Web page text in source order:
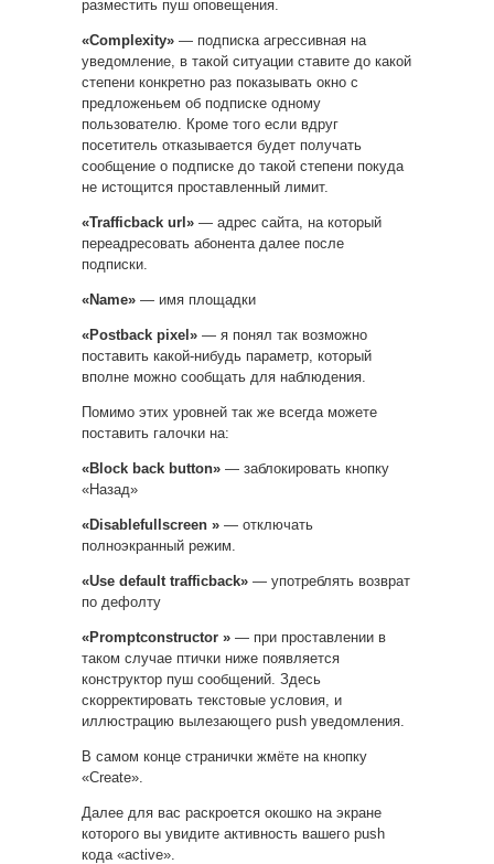
разместить пуш оповещения.
«Complexity» — подписка агрессивная на
уведомление, в такой ситуации ставите до какой
степени конкретно раз показывать окно с
предложеньем об подписке одному
пользователю. Кроме того если вдруг
посетитель отказывается будет получать
сообщение о подписке до такой степени покуда
не истощится проставленный лимит.
«Trafficback url» — адрес сайта, на который
переадресовать абонента далее после
подписки.
«Name» — имя площадки
«Postback pixel» — я понял так возможно
поставить какой-нибудь параметр, который
вполне можно сообщать для наблюдения.
Помимо этих уровней так же всегда можете
поставить галочки на:
«Block back button» — заблокировать кнопку
«Назад»
«Disablefullscreen » — отключать
полноэкранный режим.
«Use default trafficback» — употреблять возврат
по дефолту
«Promptconstructor » — при проставлении в
таком случае птички ниже появляется
конструктор пуш сообщений. Здесь
скорректировать текстовые условия, и
иллюстрацию вылезающего push уведомления.
В самом конце странички жмёте на кнопку
«Create».
Далее для вас раскроется окошко на экране
которого вы увидите активность вашего push
кода «active».